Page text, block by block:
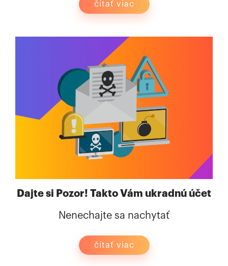
čítať viac
Dajte si Pozor! Takto Vám ukradnú účet
Nenechajte sa nachytať
čítať viac